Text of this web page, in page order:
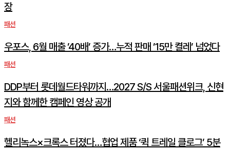
장
패션
우포스, 6월 매출 ’40배’ 증가…누적 판매 ’15만 켤레’ 넘었다
패션
DDP부터 롯데월드타워까지…2027 S/S 서울패션위크, 신현
지와 함께한 캠페인 영상 공개
패션
헬리녹스×크록스 터졌다…협업 제품 ‘퀵 트레일 클로그’ 5분